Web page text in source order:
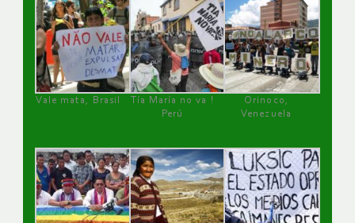
Vale mata, Brasil
Tía María no va !
Perú
Orinoco,
Venezuela